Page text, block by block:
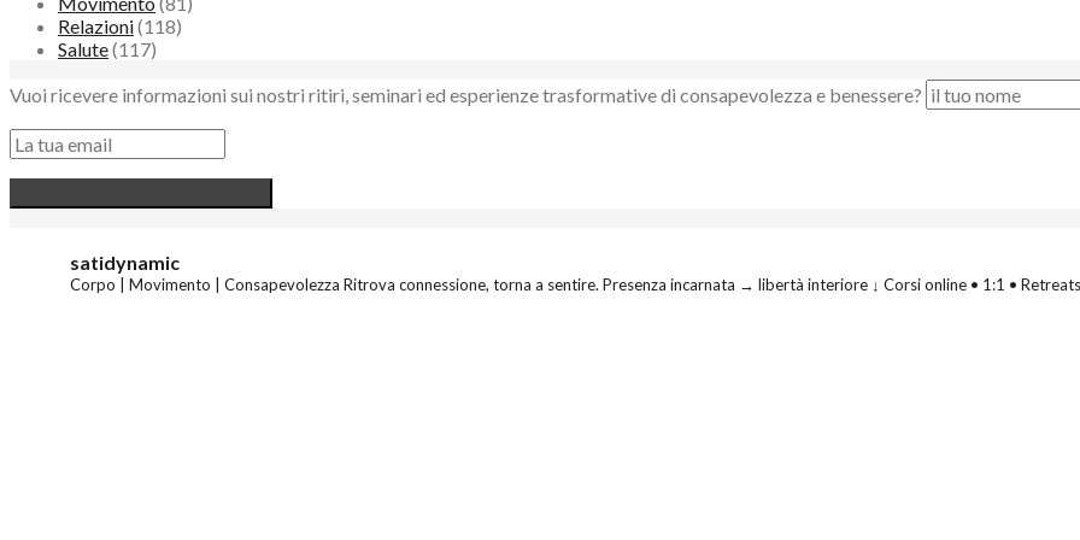
Relazioni(118)
Salute(117)
Vuoi ricevere informazioni sui nostri ritiri, seminari ed esperienze trasformative di consapevolezza e benessere?
satidynamic
Corpo | Movimento | Consapevolezza Ritrova connessione, torna a sentire. Presenza incarnata → libertà interiore ↓ Corsi online • 1:1 •